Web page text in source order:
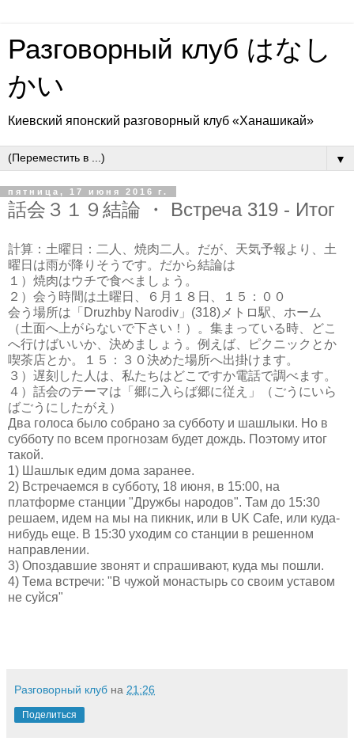
Разговорный клуб はなし
かい
Киевский японский разговорный клуб «Ханашикай»
▼
пятница, 17 июня 2016 г.
話会３１９結論 ・ Встреча 319 - Итог
計算：土曜日：二人、焼肉二人。だが、天気予報より、土
曜日は雨が降りそうです。だから結論は
１）焼肉はウチで食べましょう。
２）会う時間は土曜日、６月１８日、１５：００
会う場所は「Druzhby Narodiv」(318)メトロ駅、ホーム
（土面へ上がらないで下さい！）。集まっている時、どこ
へ行けばいいか、決めましょう。例えば、ピクニックとか
喫茶店とか。１５：３０決めた場所へ出掛けます。
３）遅刻した人は、私たちはどこですか電話で調べます。
４）話会のテーマは「郷に入らば郷に従え」（ごうにいら
ばごうにしたがえ）
Два голоса было собрано за субботу и шашлыки. Но в
субботу по всем прогнозам будет дождь. Поэтому итог
такой.
1) Шашлык едим дома заранее.
2) Встречаемся в субботу, 18 июня, в 15:00, на
платформе станции "Дружбы народов". Там до 15:30
решаем, идем на мы на пикник, или в UK Cafe, или куда-
нибудь еще. В 15:30 уходим со станции в решенном
направлении.
3) Опоздавшие звонят и спрашивают, куда мы пошли.
4) Тема встречи: "В чужой монастырь со своим уставом
не суйся"
Разговорный клуб на 21:26
Поделиться